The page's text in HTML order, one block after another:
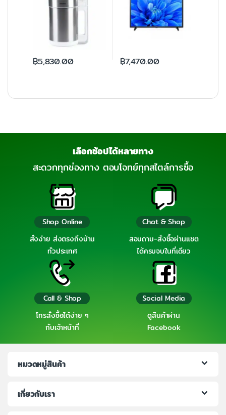
฿5,830.00 ฿7,470.00
เลือกช้อปได้หลายทาง
สะดวกทุกช่องทาง ตอบโจทย์ทุกสไตล์การซื้อ
Shop Online
สั่งง่าย ส่งตรงถึงบ้าน
ทั่วประเทศ
Chat & Shop
สอบถาม-สั่งซื้อผ่านแชต
ได้ครบจบในที่เดียว
Call & Shop
โทรสั่งซื้อได้ง่าย ๆ
กับเจ้าหน้าที่
Social Media
ดูสินค้าผ่าน
Facebook
หมวดหมู่สินค้า
เกี่ยวกับเรา